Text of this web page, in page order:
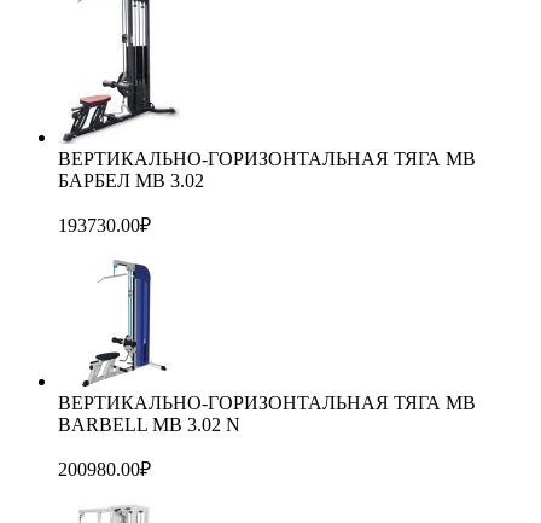
ВЕРТИКАЛЬНО-ГОРИЗОНТАЛЬНАЯ ТЯГА MB
БАРБЕЛ МВ 3.02
193730.00₽
ВЕРТИКАЛЬНО-ГОРИЗОНТАЛЬНАЯ ТЯГА MB
BARBELL MB 3.02 N
200980.00₽